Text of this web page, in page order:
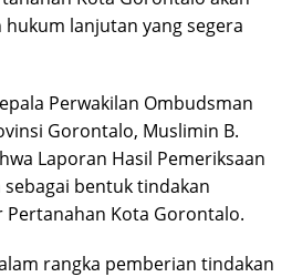
lanjutan yang segera
Perwakilan Ombudsman
Gorontalo, Muslimin B.
Laporan Hasil Pemeriksaan
bentuk tindakan
Kota Gorontalo.
rangka pemberian tindakan